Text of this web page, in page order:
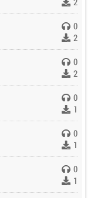
0
2
0
2
0
1
0
1
0
1